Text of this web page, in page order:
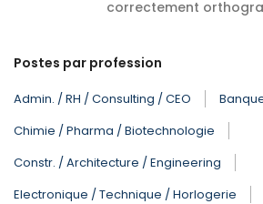
correctement
Postes par profession
Admin. / RH / Consulting / CEO
Chimie / Pharma / Biotechnologie
Constr. / Architecture / Engineering
Electronique / Technique / Horlogerie